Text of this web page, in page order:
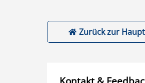
Zurück zur